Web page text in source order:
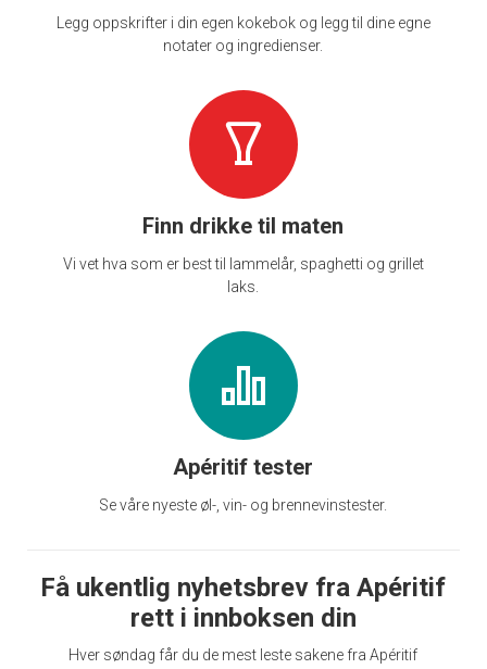
Legg oppskrifter i din egen kokebok og legg til dine egne
notater og ingredienser.
Finn drikke til maten
Vi vet hva som er best til lammelår, spaghetti og grillet
laks.
Apéritif tester
Se våre nyeste øl-, vin- og brennevinstester.
Få ukentlig nyhetsbrev fra Apéritif
rett i innboksen din
Hver søndag får du de mest leste sakene fra Apéritif